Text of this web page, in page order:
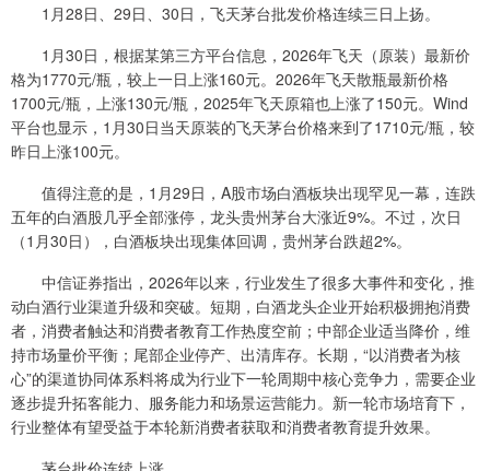
1月28日、29日、30日，飞天茅台批发价格连续三日上扬。
1月30日，根据某第三方平台信息，2026年飞天（原装）最新价
格为1770元/瓶，较上一日上涨160元。2026年飞天散瓶最新价格
1700元/瓶，上涨130元/瓶，2025年飞天原箱也上涨了150元。Wind
平台也显示，1月30日当天原装的飞天茅台价格来到了1710元/瓶，较
昨日上涨100元。
值得注意的是，1月29日，A股市场白酒板块出现罕见一幕，连跌
五年的白酒股几乎全部涨停，龙头贵州茅台大涨近9%。不过，次日
（1月30日），白酒板块出现集体回调，贵州茅台跌超2%。
中信证券指出，2026年以来，行业发生了很多大事件和变化，推
动白酒行业渠道升级和突破。短期，白酒龙头企业开始积极拥抱消费
者，消费者触达和消费者教育工作热度空前；中部企业适当降价，维
持市场量价平衡；尾部企业停产、出清库存。长期，“以消费者为核
心”的渠道协同体系料将成为行业下一轮周期中核心竞争力，需要企业
逐步提升拓客能力、服务能力和场景运营能力。新一轮市场培育下，
行业整体有望受益于本轮新消费者获取和消费者教育提升效果。